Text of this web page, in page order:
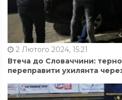
2 Лютого 2024, 15:21
Втеча до Словаччини:
переправити ухилянта